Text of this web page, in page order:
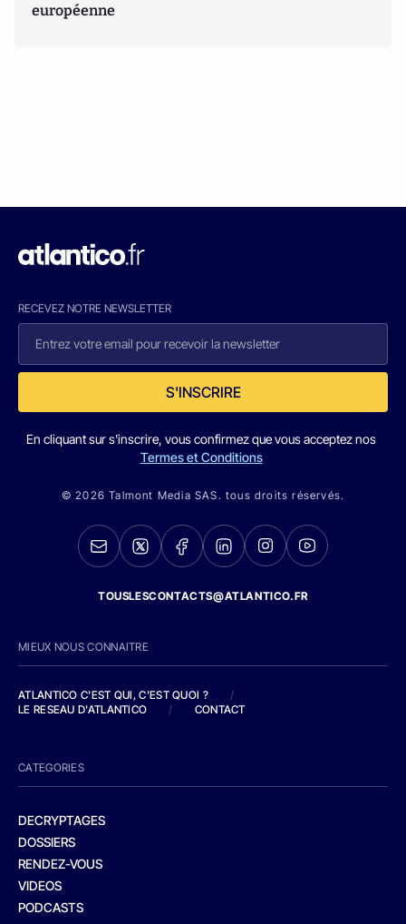
européenne
RECEVEZ NOTRE NEWSLETTER
S'INSCRIRE
En cliquant sur s'inscrire, vous confirmez que vous acceptez nos
Termes et Conditions
© 2026 Talmont Media SAS. tous droits réservés.
TOUSLESCONTACTS@ATLANTICO.FR
MIEUX NOUS CONNAITRE
ATLANTICO C'EST QUI, C'EST QUOI ?
/
LE RESEAU D'ATLANTICO
/ CONTACT
CATEGORIES
DECRYPTAGES
DOSSIERS
RENDEZ-VOUS
VIDEOS
PODCASTS